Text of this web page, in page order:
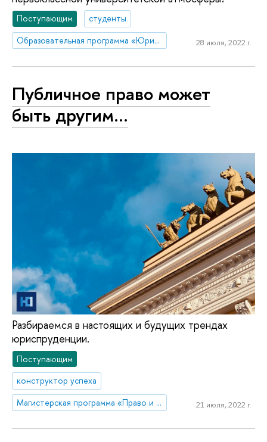
Поступающим
студенты
Образовательная программа «Юриспруденция»
28 июля, 2022 г.
Публичное право может
быть другим…
Разбираемся в настоящих и будущих трендах
юриспруденции.
Поступающим
конструктор успеха
Магистерская программа «Право и государственное управление» (Санкт-Петербург)
21 июля, 2022 г.